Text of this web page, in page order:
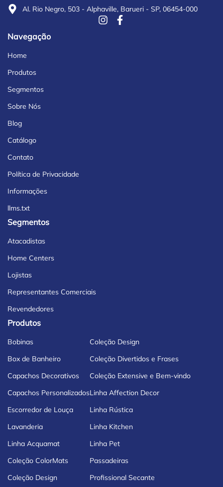
Al. Rio Negro, 503 - Alphaville, Barueri - SP, 06454-000
Navegação
Home
Produtos
Segmentos
Sobre Nós
Blog
Catálogo
Contato
Política de Privacidade
Informações
llms.txt
Segmentos
Atacadistas
Home Centers
Lojistas
Representantes Comerciais
Revendedores
Produtos
Bobinas
Box de Banheiro
Capachos Decorativos
Capachos Personalizados
Escorredor de Louça
Lavanderia
Linha Acquamat
Coleção ColorMats
Coleção Design
Coleção Design
Coleção Divertidos e Frases
Coleção Extensive e Bem-vindo
Linha Affection Decor
Linha Rústica
Linha Kitchen
Linha Pet
Passadeiras
Profissional Secante